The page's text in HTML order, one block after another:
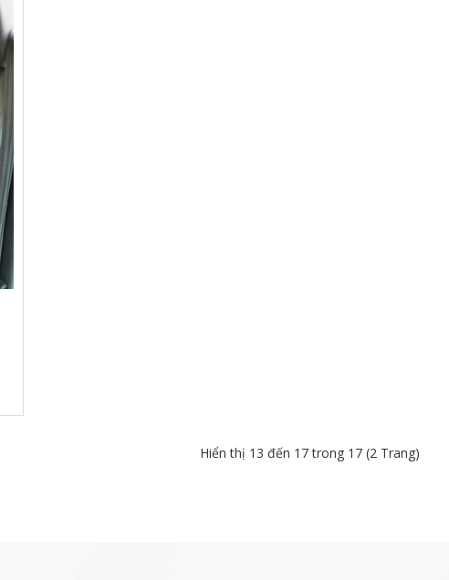
Hiển thị 13 đến 17 trong 17 (2 Trang)